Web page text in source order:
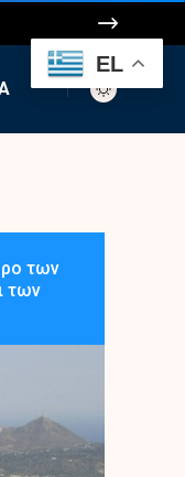
των
των
EL